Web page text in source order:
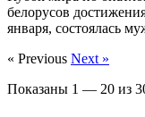
белорусов
января, состоялась
« Previous Next »
Показаны 1 — 20 из